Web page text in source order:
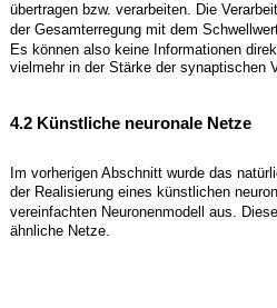
übertragen bzw. verarbeiten. Die
der Gesamterregung mit dem
Es können also keine Informationen
vielmehr in der Stärke der synaptischen
4.2 Künstliche neuronale Netze
Im vorherigen Abschnitt wurde das
der Realisierung eines künstlichen
vereinfachten Neuronenmodell aus.
ähnliche Netze.